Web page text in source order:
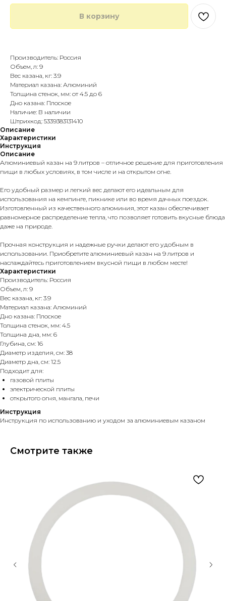
В корзину
Производитель: Россия
Объем, л: 9
Вес казана, кг: 3.9
Материал казана: Алюминий
Толщина стенок, мм: от 4.5 до 6
Дно казана: Плоское
Наличие: В наличии
Штрихкод: 5339383131410
Описание
Характеристики
Инструкция
Описание
Алюминиевый казан на 9 литров – отличное решение для приготовления
пищи в любых условиях, в том числе и на открытом огне.
Его удобный размер и легкий вес делают его идеальным для
использования на кемпинге, пикнике или во время дачных поездок.
Изготовленный из качественного алюминия, этот казан обеспечивает
равномерное распределение тепла, что позволяет готовить вкусные блюда
даже на природе.
Прочная конструкция и надежные ручки делают его удобным в
использовании. Приобретите алюминиевый казан на 9 литров и
наслаждайтесь приготовлением вкусной пищи в любом месте!
Характеристики
Производитель: Россия
Объем, л: 9
Вес казана, кг: 3.9
Материал казана: Алюминий
Дно казана: Плоское
Толщина стенок, мм: 4.5
Толщина дна, мм: 6
Глубина, см: 16
Диаметр изделия, см: 38
Диаметр дна, см: 12.5
Подходит для:
газовой плиты
электрической плиты
открытого огня, мангала, печи
Инструкция
Инструкция по использованию и уходом за алюминиевым казаном
Смотрите также